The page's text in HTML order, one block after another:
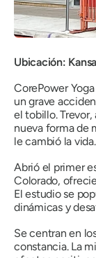
Ubicación:
CorePower
un grave
el tobillo.
nueva forma de
le cambió la vida.
Abrió el primer
Colorado,
El estudio se
dinámicas y
Se centran en
constancia. La